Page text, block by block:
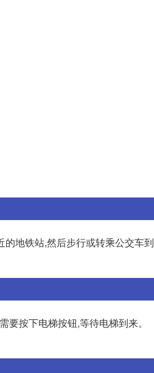
地铁站,然后步行或转乘公交车到
按下电梯按钮,等待电梯到来。